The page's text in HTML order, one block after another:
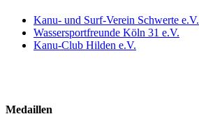
Kanu- und Surf-Verein Schwerte e.V.
Wassersportfreunde Köln 31 e.V.
Kanu-Club Hilden e.V.
Medaillen